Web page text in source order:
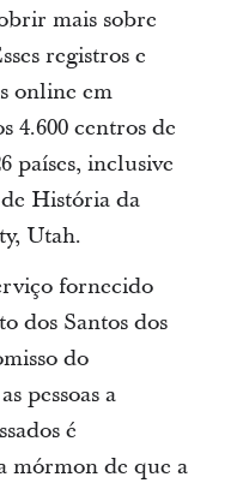
mais sobre
registros e
online em
4.600 centros de
países, inclusive
História da
Utah.
fornecido
dos Santos dos
do
pessoas a
é
mórmon de que a